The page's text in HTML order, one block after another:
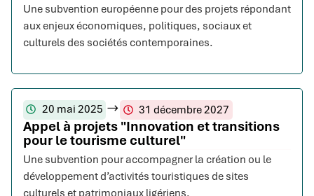
Une subvention européenne pour des projets répondant
aux enjeux économiques, politiques, sociaux et
culturels des sociétés contemporaines.
20 mai 2025 31 décembre 2027
Appel à projets "Innovation et transitions
pour le tourisme culturel"
Une subvention pour accompagner la création ou le
développement d’activités touristiques de sites